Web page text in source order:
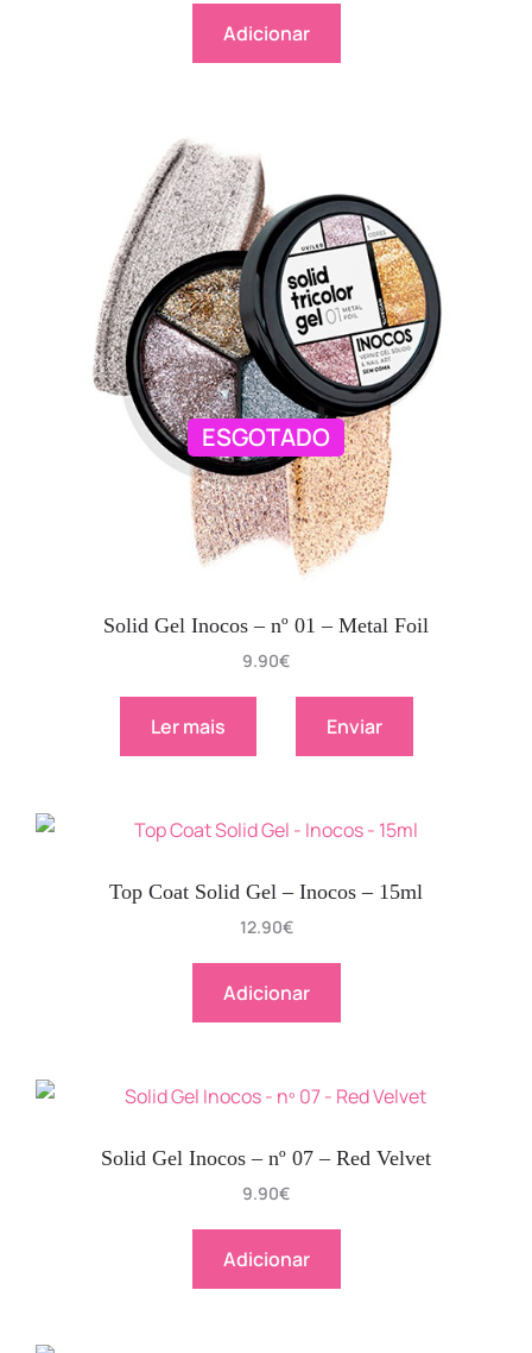
Adicionar
ESGOTADO
Solid Gel Inocos – nº 01 – Metal Foil
9.90€
Ler mais Enviar
Top Coat Solid Gel – Inocos – 15ml
12.90€
Adicionar
Solid Gel Inocos – nº 07 – Red Velvet
9.90€
Adicionar